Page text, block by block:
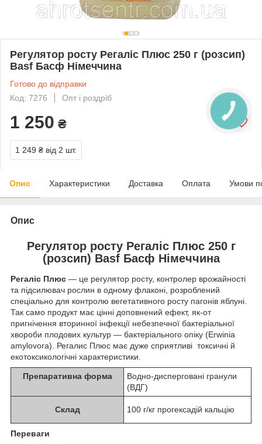
Регулятор росту Регаліс Плюс 250 г (розсип)
Basf Басф Німеччина
Готово до відправки
Код: 7276
Опт і роздріб
1 250 ₴
1 249 ₴ від 2 шт.
Опис Характеристики Доставка Оплата Умови
Опис
Регулятор росту Регаліс Плюс 250 г
(розсип) Basf Басф Німеччина
Регаліс Плюс — це регулятор росту, контролер врожайності
та підсилювач рослин в одному флаконі, розроблений
спеціально для контролю вегетативного росту пагонів яблуні.
Так само продукт має цінні доповнений ефект, як-от
пригнічення вторинної інфекції небезпечної бактеріальної
хвороби плодових культур — бактеріального опіку (Erwinia
amylovora). Регалис Плюс має дуже сприятливі токсичні й
екотоксикологічні характеристики.
Препаративна форма
Водно-дисперговані гранули
(ВДГ)
Склад 100 г/кг прогексадій кальцію
Переваги